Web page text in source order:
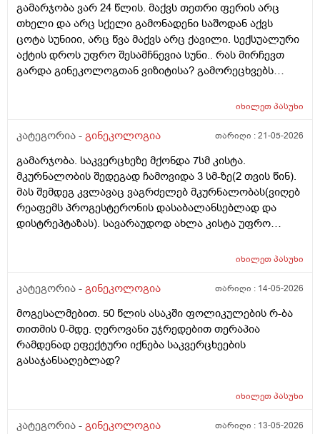
სიმსივნურ პროცესებს უწყობს ხელს (საშვილოსნო,
საკვერცხეები და უპირველესად, მკერდი). თუ
შეიძლება, მითხრათ_დიდი მადლობა
გულისხმიერებისთვის!
გამარჯობა ვარ 24 წლის. მაქვს თეთრი ფერის არც
თხელი და არც სქელი გამონადენი საშოდან აქვს
ცოტა სუნიიი, არც წვა მაქვს არც ქავილი. სექსუალური
აქტის დროს უფრო შესამჩნევია სუნი.. რას მირჩევთ
გარდა გინეკოლოგთან ვიზიტისა? გამორეცხვებს
მაინტერესებს პირიდან ამომდის რაღაცნაირი სუნი
იყოს?
იხილეთპასუხი
კატეგორია - გინეკოლოგია თარიღი :21-05-2026
გამარჯობა. საკვერცხეზე მქონდა 7სმ კისტა.
მკურნალობის შედეგად ჩამოვიდა 3 სმ-ზე(2 თვის წინ).
მას შემდეგ კვლავაც ვაგრძელებ მკურნალობას(ვიღებ
რეაფემს პროგესტერონის დასაბალანსებლად და
დისტრეპტაზას). სავარაუდოდ ახლა კისტა უფრო
ვიზიტი) მსურს აპარატული მასაჟის - ენდოსფერო
კეთდება და ვიბრაციის მეშვეობით აუმჯობესებს
მაინტერესებს, მუცლის არეზე დასაშვებია ეს
პროცედურა?
იხილეთპასუხი
კატეგორია - გინეკოლოგია თარიღი : 14-05-2026
მოგესალმებით. 50 წლის ასაკში ფოლიკულების რ-ბა
თითმის 0-მდე. ღეროვანი უჯრედებით თერაპია
რამდენად ეფექტური იქნება საკვერცხეების
გასაჯანსაღებლად?
იხილეთპასუხი
კატეგორია - გინეკოლოგია თარიღი : 13-05-2026